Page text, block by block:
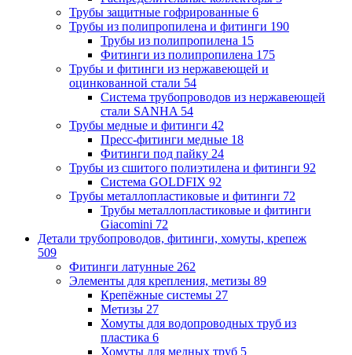
Трубы защитные гофрированные 6
Трубы из полипропилена и фитинги 190
Трубы из полипропилена 15
Фитинги из полипропилена 175
Трубы и фитинги из нержавеющей и
оцинкованной стали 54
Система трубопроводов из нержавеющей
стали SANHA 54
Трубы медные и фитинги 42
Пресс-фитинги медные 18
Фитинги под пайку 24
Трубы из сшитого полиэтилена и фитинги 92
Система GOLDFIX 92
Трубы металлопластиковые и фитинги 72
Трубы металлопластиковые и фитинги
Giacomini 72
Детали трубопроводов, фитинги, хомуты, крепеж
509
Фитинги латунные 262
Элементы для крепления, метизы 89
Крепёжные системы 27
Метизы 27
Хомуты для водопроводных труб из
пластика 6
Хомуты для медных труб 5